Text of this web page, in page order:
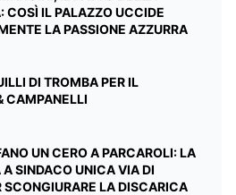
COSÌ IL PALAZZO UCCIDE
LA PASSIONE AZZURRA
DI TROMBA PER IL
CAMPANELLI
UN CERO A PARCAROLI: LA
SINDACO UNICA VIA DI
SCONGIURARE LA DISCARICA